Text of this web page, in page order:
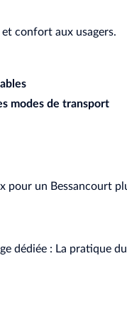
confort aux usagers.
modes de transport
pour un Bessancourt
dédiée : La pratique